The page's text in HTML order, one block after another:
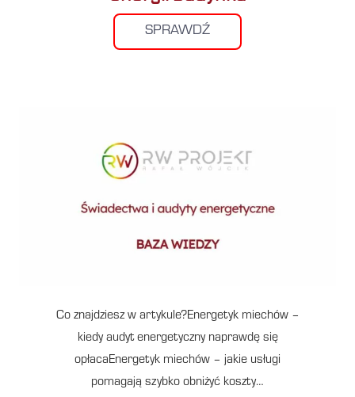
SPRAWDŹ
Co znajdziesz w artykule?Energetyk miechów –
kiedy audyt energetyczny naprawdę się
opłacaEnergetyk miechów – jakie usługi
pomagają szybko obniżyć koszty…